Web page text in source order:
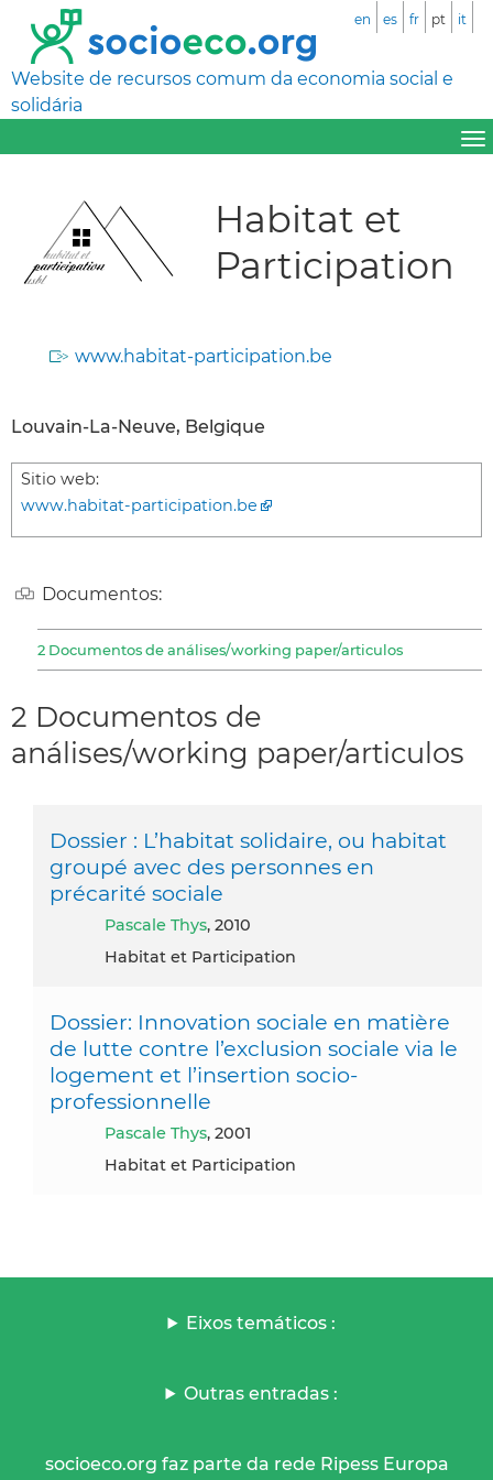
Website de recursos comum da economia social e
solidária
en es fr pt it
Habitat et
Participation
www.habitat-participation.be
Louvain-La-Neuve, Belgique
Sitio web:
www.habitat-participation.be
Documentos:
2 Documentos de análises/working paper/articulos
2 Documentos de
análises/working paper/articulos
Dossier : L’habitat solidaire, ou habitat
groupé avec des personnes en
précarité sociale
Pascale Thys, 2010
Habitat et Participation
Dossier: Innovation sociale en matière
de lutte contre l’exclusion sociale via le
logement et l’insertion socio-
professionnelle
Pascale Thys, 2001
Habitat et Participation
Eixos temáticos :
Outras entradas :
socioeco.org faz parte da rede Ripess Europa